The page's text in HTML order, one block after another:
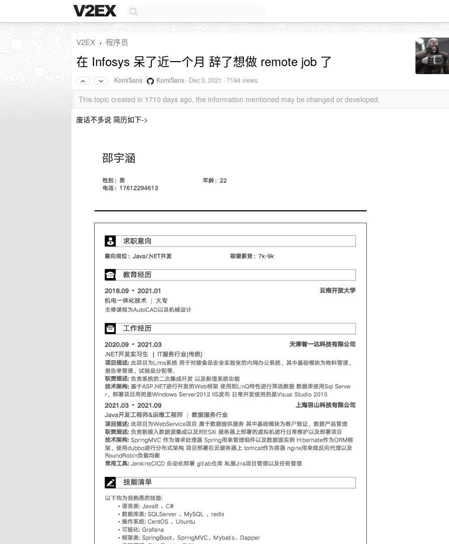
V2EX › 程序员
在 Infosys 呆了近一个月 辞了想做 remote job 了
KomiSans · KomiSans · Dec 3, 2021 · 7194 views
This topic created in 1710 days ago, the information mentioned may be changed or developed.
废话不多说 简历如下->